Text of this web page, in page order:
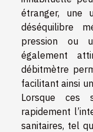
étranger, une
déséquilibre
pression ou
également
débitmètre
facilitant ainsi
Lorsque ces
rapidement
sanitaires, tel